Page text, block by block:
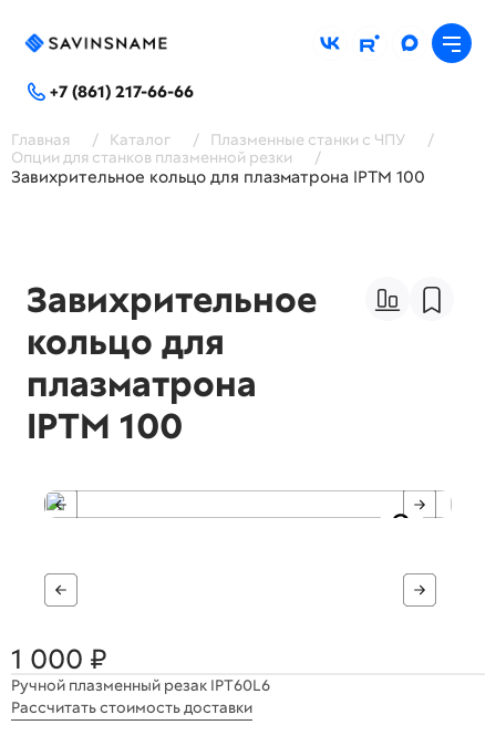
+7 (861) 217-66-66
Главная / Каталог / Плазменные станки с ЧПУ
/
Опции для станков плазменной резки
/
Завихрительное кольцо для плазматрона IPTM 100
Завихрительное
кольцо для
плазматрона
IPTM 100
1 000 ₽
Ручной плазменный резак IPT60L6
Рассчитать стоимость доставки